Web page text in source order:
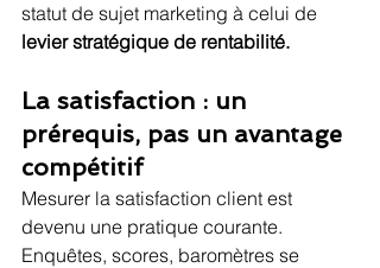
statut de sujet marketing à celui de
levier stratégique de rentabilité.
La satisfaction : un
prérequis, pas un avantage
compétitif
Mesurer la satisfaction client est
devenu une pratique courante.
Enquêtes, scores, baromètres se